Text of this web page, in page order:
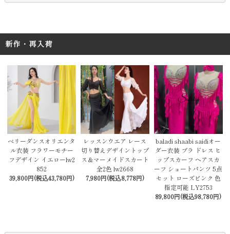
新作・再入荷
ベリーダンスオリエンタ
ル衣装 フラワーモチー
フデザイン イエローlw2
852
39,800円(税込43,780円)
レッスンウエア レース
切り替えデザイントップ
ス＆マーメイドスカート
全2色 lw2668
7,980円(税込8,778円)
baladi shaabi saidiオー
ダー衣装 ブラ ドレス ヒ
ップスカーフ ヘアスカ
ーフ ショートパンツ 5点
セット ローズピンク 色
指定可能 LY2753
89,800円(税込98,780円)